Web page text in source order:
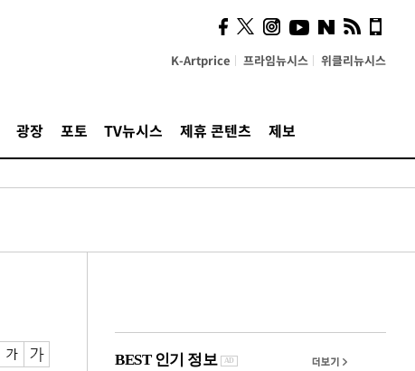
K-Artprice 프라임뉴시스 위클리뉴시스
광장 포토 TV뉴시스 제휴 콘텐츠 제보
의견, 국토부·LH에 충실히
전달할 것"